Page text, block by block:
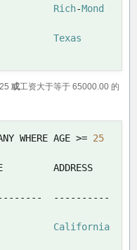
Rich-Mond
Texas
或工资大于等于 65000.00 的
WHERE AGE >= 25
ADDRESS
----------
California